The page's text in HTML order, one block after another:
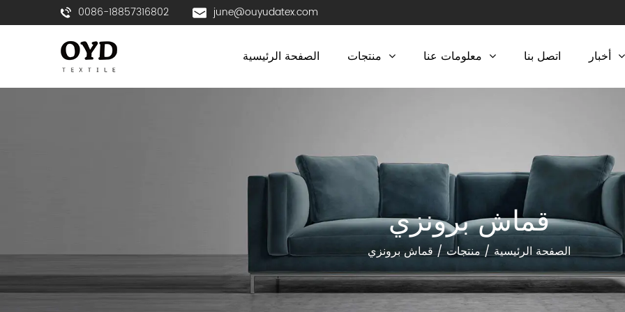
0086-18857316802 june@ouyudatex.com
الصفحة الرئيسية اتصل بنا
قماش برونزي
الصفحة الرئيسية/منتجات/قماش برونزي